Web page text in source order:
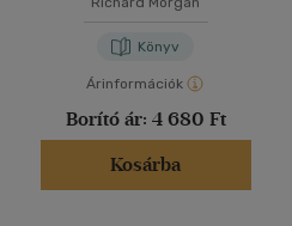
Könyv
Árinformációk
Borító ár: 4 680 Ft
Kosárba